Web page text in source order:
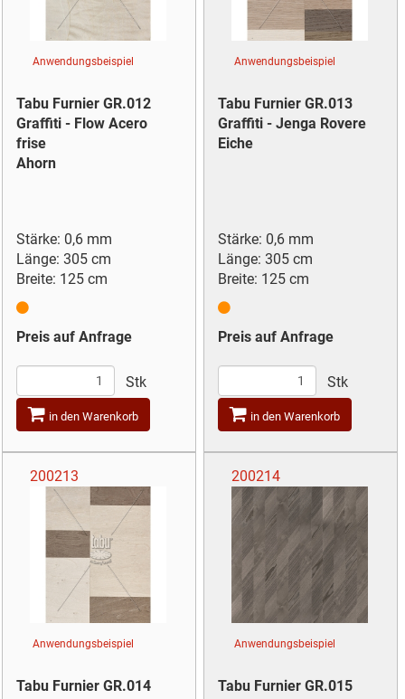
Anwendungsbeispiel
Tabu Furnier GR.012
Graffiti - Flow Acero
frise
Ahorn
Stärke: 0,6 mm
Länge: 305 cm
Breite: 125 cm
Preis auf Anfrage
Stk
in den Warenkorb
Anwendungsbeispiel
Tabu Furnier GR.013
Graffiti - Jenga Rovere
Eiche
Stärke: 0,6 mm
Länge: 305 cm
Breite: 125 cm
Preis auf Anfrage
Stk
in den Warenkorb
200213
Anwendungsbeispiel
Tabu Furnier GR.014
200214
Anwendungsbeispiel
Tabu Furnier GR.015